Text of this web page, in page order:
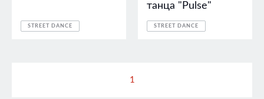
STREET DANCE
танца "Pulse"
STREET DANCE
1